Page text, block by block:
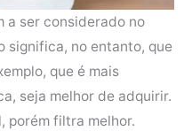
a ser considerado no
significa, no entanto, que
que é mais
seja melhor de adquirir.
porém filtra melhor.